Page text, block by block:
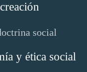
social
y ética social